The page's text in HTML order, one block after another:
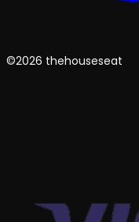
©2026 thehouseseat